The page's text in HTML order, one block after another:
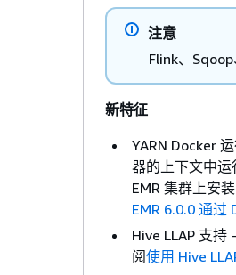
注意
Flink、
新特征
YARN Docker
器的上下文中
EMR 集群上安
EMR 6.0.0 通过
Hive LLAP 支持
阅使用 Hive